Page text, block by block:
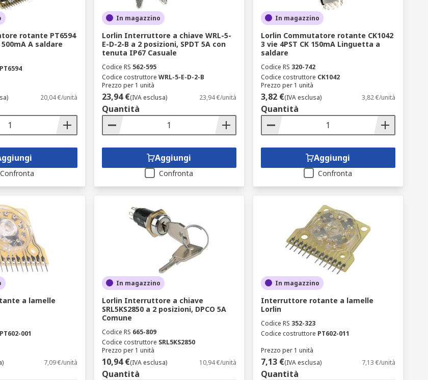
rotante PT6594
500mA A saldare
PT6594
20,04 €/unità
Confronta
In magazzino
Lorlin Interruttore a chiave WRL-5-
E-D-2-B a 2 posizioni, SPDT 5A con
tenuta IP67 Casuale
Codice RS 562-595
Codice costruttore WRL-5-E-D-2-B
Prezzo per 1 unità
23,94 €(IVA esclusa) 23,94 €/unità
Quantità
Aggiungi
Confronta
In magazzino
Lorlin Commutatore rotante CK1042
3 vie 4PST CK 150mA Linguetta a
saldare
Codice RS 320-742
Codice costruttore CK1042
Prezzo per 1 unità
3,82 €(IVA esclusa) 3,82 €/unità
Quantità
Aggiungi
Confronta
a lamelle
PT602-001
7,09 €/unità
In magazzino
Lorlin Interruttore a chiave
SRL5KS2850 a 2 posizioni, DPCO 5A
Comune
Codice RS 665-809
Codice costruttore SRL5KS2850
Prezzo per 1 unità
10,94 €(IVA esclusa) 10,94 €/unità
Quantità
In magazzino
Interruttore rotante a lamelle
Lorlin
Codice RS 352-323
Codice costruttore PT602-011
Prezzo per 1 unità
7,13 €(IVA esclusa) 7,13 €/unità
Quantità